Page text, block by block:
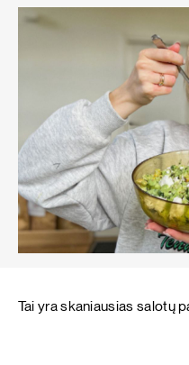
Tai yra skaniausias salotų